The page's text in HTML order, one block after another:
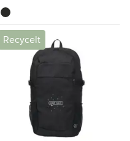
noir
Recycelt